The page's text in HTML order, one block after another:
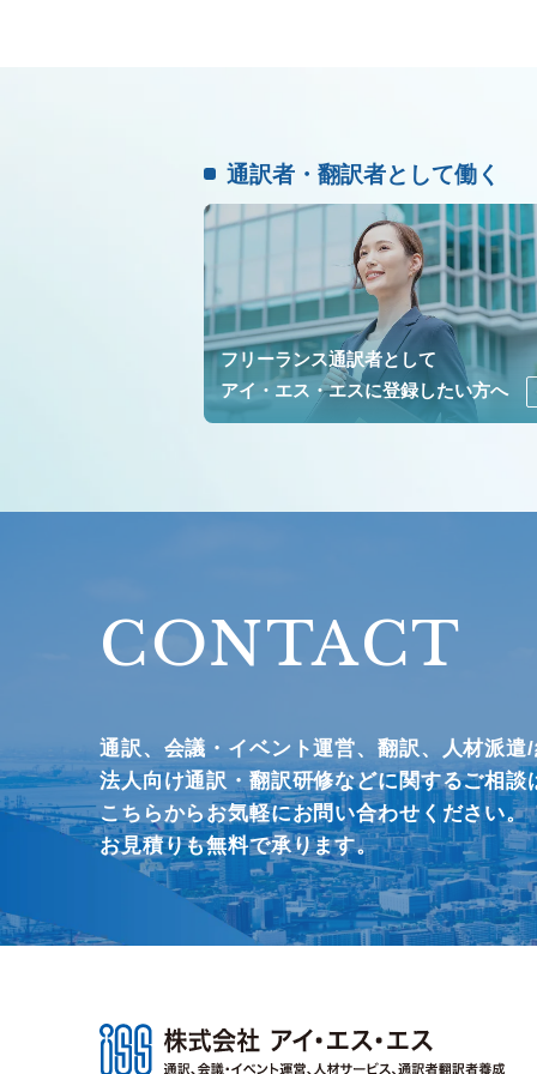
通訳者・翻訳者として働く
フリーランス通訳者として
アイ・エス・エスに登録したい方へ
CONTACT
通訳、会議・イベント運営、 翻訳、人材派遣
法人向け通訳・翻訳研修などに関するご相談
こちらからお気軽にお問い合わせください。
お見積りも無料で承ります。